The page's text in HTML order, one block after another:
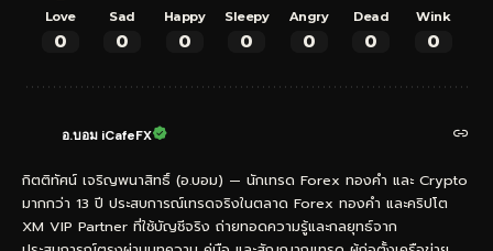
Love
0
Sad
0
Happy
0
Sleepy
0
Angry
0
Dead
0
Wink
0
อ.บอม iCafeFX
กิตติทัศน์ เจริญพนาสิทธิ์ (อ.บอม) — นักเทรด Forex ทองคำ และ Crypto
มากกว่า 13 ปี ประสบการณ์เทรดจริงในตลาด Forex ทองคำ และคริปโต
XM VIP Partner ที่ใช้บัญชีจริง ถ่ายทอดความรู้และกลยุทธ์จาก